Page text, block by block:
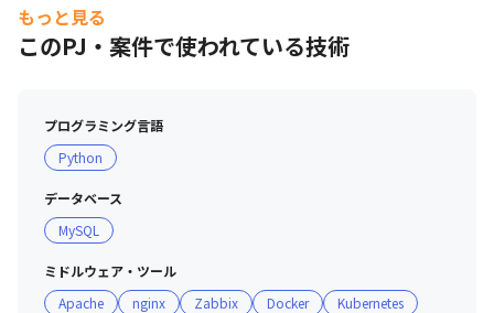
■ 現場・社員の雰囲気
に導いています。
・業務を通して基本的な専門知識を身につけることがで
き、わからないことがあれば先輩社員からアドバイスを受
けられるフラットな環境です。
・勉強会、メンター制度、資格取得支援制度など人材教育
に特化した制度を多数用意しています。
・BBQやボードゲームなどの社内行事を開催しています。
もっと見る
このPJ・案件で使われている技術
プログラミング言語
Python
データベース
MySQL
ミドルウェア・ツール
Apache
nginx Zabbix Docker
Kubernetes